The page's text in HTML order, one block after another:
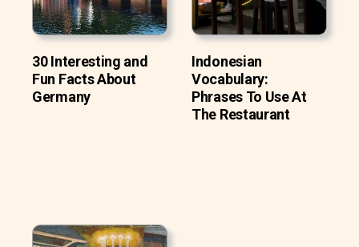
30 Interesting and
Fun Facts About
Germany
Indonesian
Vocabulary:
Phrases To Use At
The Restaurant